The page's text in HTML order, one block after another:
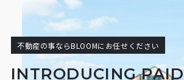
不動産の事ならBLOOMにお任せください
INTRODUCING PAID